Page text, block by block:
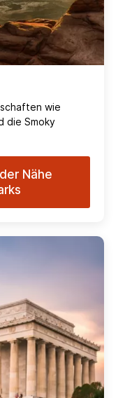
wie
die Smoky
Nähe